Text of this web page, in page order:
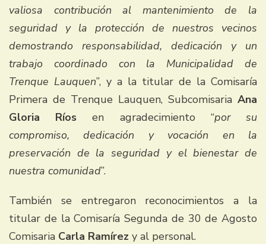
valiosa contribución al mantenimiento de la
seguridad y la protección de nuestros vecinos
demostrando responsabilidad, dedicación y un
trabajo coordinado con la Municipalidad de
Trenque Lauquen”, y a la titular de la Comisaría
Primera de Trenque Lauquen, Subcomisaria Ana
Gloria Ríos en agradecimiento “por su
compromiso, dedicación y vocación en la
preservación de la seguridad y el bienestar de
nuestra comunidad”.
También se entregaron reconocimientos a la
titular de la Comisaría Segunda de 30 de Agosto
Comisaria Carla Ramírez y al personal.